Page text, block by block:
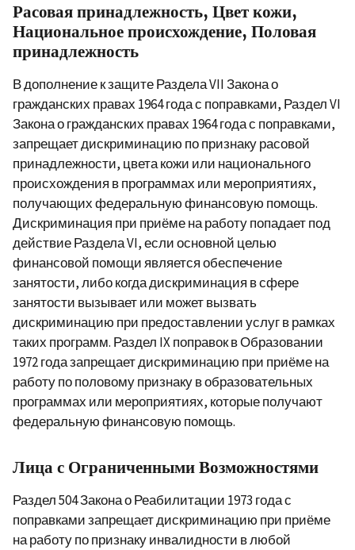
Расовая принадлежность, Цвет кожи,
Национальное происхождение, Половая
принадлежность
В дополнение к защите Раздела VII Закона о
гражданских правах 1964 года с поправками, Раздел VI
Закона о гражданских правах 1964 года с поправками,
запрещает дискриминацию по признаку расовой
принадлежности, цвета кожи или национального
происхождения в программах или мероприятиях,
получающих федеральную финансовую помощь.
Дискриминация при приёме на работу попадает под
действие Раздела VI, если основной целью
финансовой помощи является обеспечение
занятости, либо когда дискриминация в сфере
занятости вызывает или может вызвать
дискриминацию при предоставлении услуг в рамках
таких программ. Раздел IX поправок в Образовании
1972 года запрещает дискриминацию при приёме на
работу по половому признаку в образовательных
программах или мероприятиях, которые получают
федеральную финансовую помощь.
Лица с Ограниченными Возможностями
Раздел 504 Закона о Реабилитации 1973 года с
поправками запрещает дискриминацию при приёме
на работу по признаку инвалидности в любой